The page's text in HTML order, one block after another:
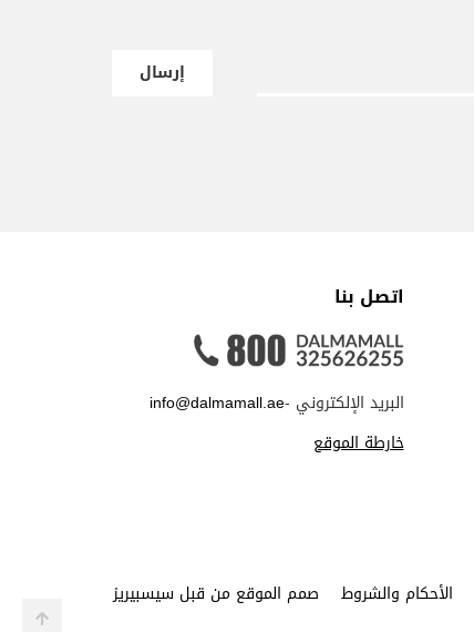
إرسال
اتصل بنا
البريد الإلكتروني -info@dalmamall.ae
خارطة الموقع
الأحكام والشروط صمم الموقع من قبل سيسبيريز